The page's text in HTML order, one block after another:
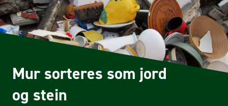
Mur sorteres som jord
og stein